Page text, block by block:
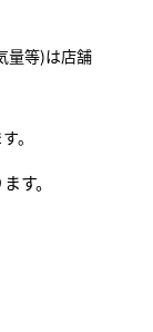
量等)は店舗
。
す。